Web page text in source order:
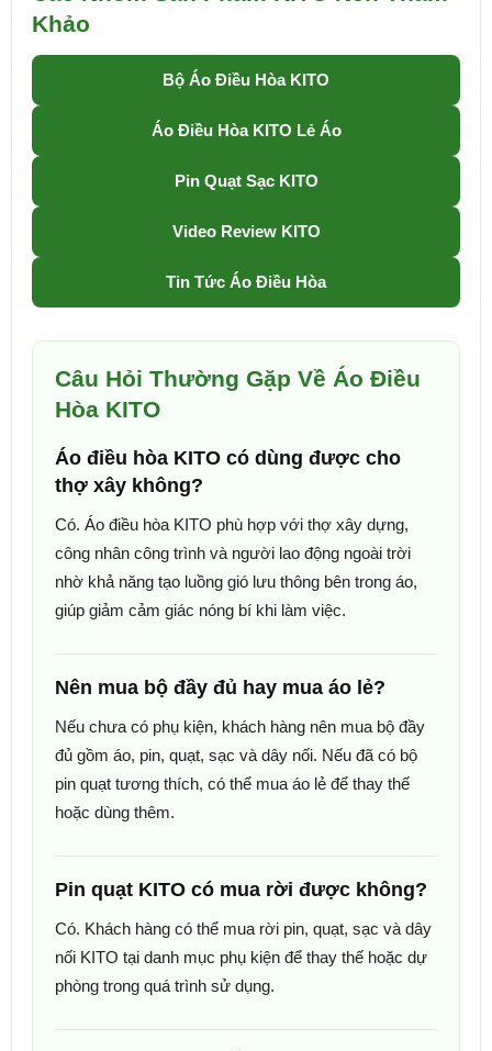
Khảo
Bộ Áo Điều Hòa KITO
Áo Điều Hòa KITO Lẻ Áo
Pin Quạt Sạc KITO
Video Review KITO
Tin Tức Áo Điều Hòa
Câu Hỏi Thường Gặp Về Áo Điều
Hòa KITO
Áo điều hòa KITO có dùng được cho
thợ xây không?
Có. Áo điều hòa KITO phù hợp với thợ xây dựng,
công nhân công trình và người lao động ngoài trời
nhờ khả năng tạo luồng gió lưu thông bên trong áo,
giúp giảm cảm giác nóng bí khi làm việc.
Nên mua bộ đầy đủ hay mua áo lẻ?
Nếu chưa có phụ kiện, khách hàng nên mua bộ đầy
đủ gồm áo, pin, quạt, sạc và dây nối. Nếu đã có bộ
pin quạt tương thích, có thể mua áo lẻ để thay thế
hoặc dùng thêm.
Pin quạt KITO có mua rời được không?
Có. Khách hàng có thể mua rời pin, quạt, sạc và dây
nối KITO tại danh mục phụ kiện để thay thế hoặc dự
phòng trong quá trình sử dụng.